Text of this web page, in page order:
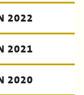
2022
2021
2020